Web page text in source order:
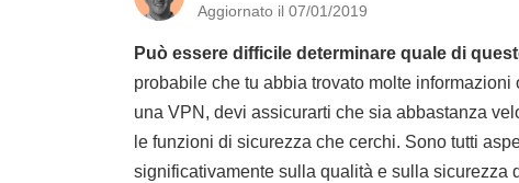
Aggiornato il 07/01/2019
Può essere difficile determinare quale di
probabile che tu abbia trovato molte
una VPN, devi assicurarti che sia abbastanza
le funzioni di sicurezza che cerchi. Sono tutti
significativamente sulla qualità e sulla sicurezza